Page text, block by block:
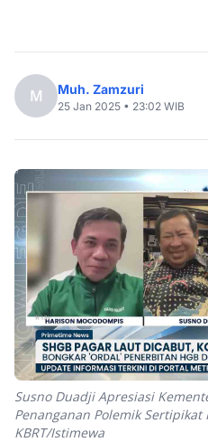
M Muh. Zamzuri
25 Jan 2025 • 23:02 WIB
Susno Duadji Apresiasi
Penanganan Polemik Sertipikat
KBRT/Istimewa